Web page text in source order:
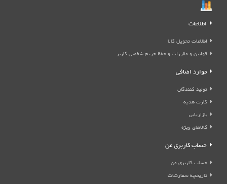
اطلاعات
اطلاعات تحویل کالا
قوانین و مقررات و حفظ حریم شخصی کاربر
موارد اضافی
تولید کنندگان
کارت هدیه
بازاریابی
کالاهای ویژه
حساب کاربری من
حساب کاربری من
تاریخچه سفارشات